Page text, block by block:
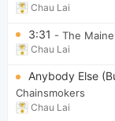
Chau Lai
3:31 - The Maine
Chau Lai
Anybody Else
Chainsmokers
Chau Lai